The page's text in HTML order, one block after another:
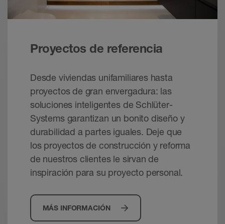
Proyectos de referencia
Desde viviendas unifamiliares hasta
proyectos de gran envergadura: las
soluciones inteligentes de Schlüter-
Systems garantizan un bonito diseño y
durabilidad a partes iguales. Deje que
los proyectos de construcción y reforma
de nuestros clientes le sirvan de
inspiración para su proyecto personal.
MÁS INFORMACIÓN